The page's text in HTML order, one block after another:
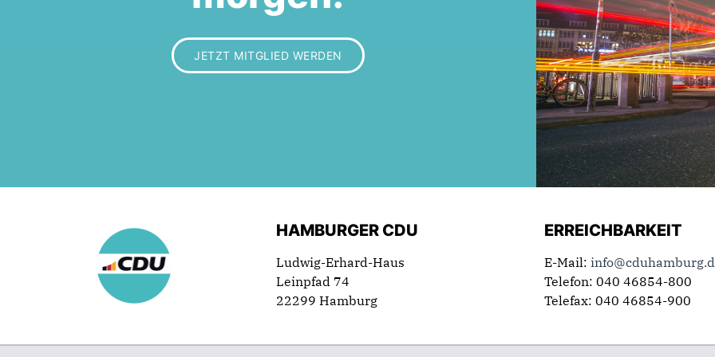
JETZT MITGLIED WERDEN
HAMBURGER CDU
Ludwig-Erhard-Haus
Leinpfad 74
22299 Hamburg
ERREICHBARKEIT
E-Mail:
Telefon: 040 46854-800
Telefax: 040 46854-900